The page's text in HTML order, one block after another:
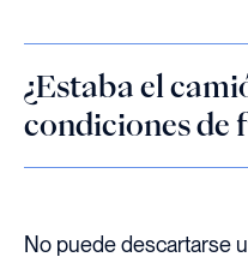
¿Estaba el
condiciones de
No puede descartarse